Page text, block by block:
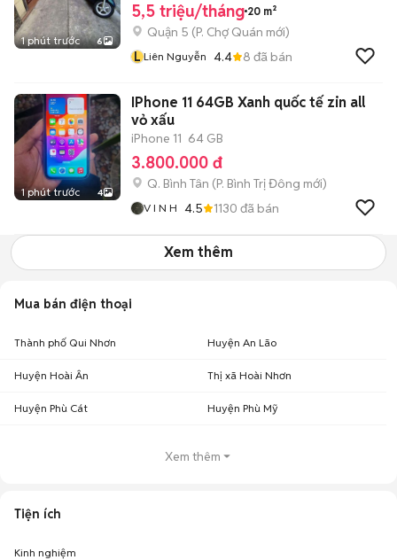
1 phút trước 6
5,5 triệu/tháng 20 m²
Quận 5 (P. Chợ Quán mới)
L Liên Nguyễn 4.4 8 đã bán
1 phút trước 4
IPhone 11 64GB Xanh quốc tế zin all
vỏ xấu
iPhone 11 64 GB
3.800.000 đ
Q. Bình Tân (P. Bình Trị Đông mới)
V I N H 4.5 1130 đã bán
Xem thêm
Mua bán điện thoại
Thành phố Qui Nhơn Huyện An Lão
Huyện Hoài Ân Thị xã Hoài Nhơn
Huyện Phù Cát Huyện Phù Mỹ
Xem thêm
Tiện ích
Kinh nghiệm